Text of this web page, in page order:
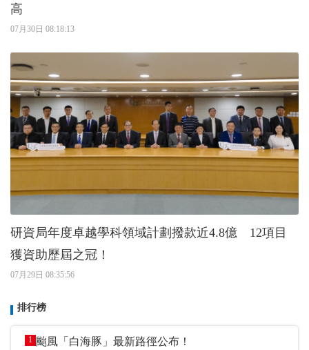
高
07月30日 08:18:13
研資局年度卓越學科領域計劃撥款近4.8億 12項目
獲資助歷屆之冠！
07月29日 08:35:56
排行榜
1 颱風「白海豚」最新路徑公布！